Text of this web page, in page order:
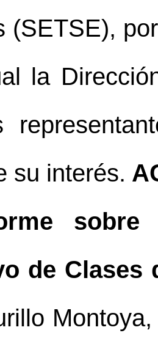
(SETSE),
la
su interés.
sobre
de Clases